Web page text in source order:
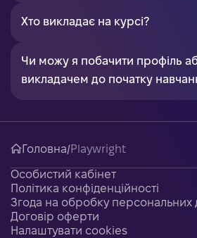
Хто викладає на курсі?
Чи можу я побачити профіль
викладачем до початку
Головна/ Playwright
Особистий кабінет
Політика конфіденційності
Згода на обробку персональних
Договір оферти
Налаштувати cookies